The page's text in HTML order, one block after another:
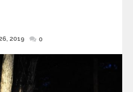
Posted
2019 0